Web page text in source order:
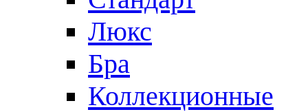
Люкс
Бра
Коллекционные